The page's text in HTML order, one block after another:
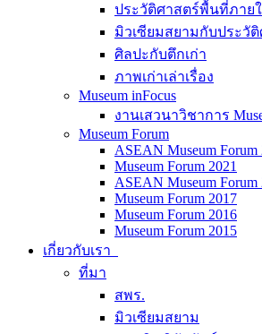
ประวัติศาสตร์พื้นที่ภาย
มิวเซียมสยามกับประวั
ศิลปะกับตึกเก่า
ภาพเก่าเล่าเรื่อง
Museum inFocus
งานเสวนาวิชาการ
Museum Forum
ASEAN Museum Forum
Museum Forum 2021
ASEAN Museum Forum
Museum Forum 2017
Museum Forum 2016
Museum Forum 2015
เกี่ยวกับเรา
ที่มา
สพร.
มิวเซียมสยาม